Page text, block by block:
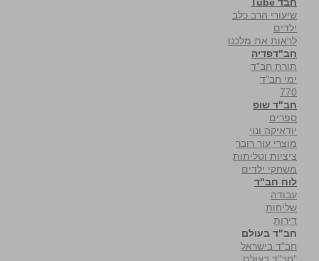
חבד Tube
שיעורי הרב כלב
ילדים
לראות את מלכנו
חב"דפדיה
תורת חב"ד
ימי חב"ד
770
חב"ד שופ
ספרים
יודאיקה ונוי
מוצרי עור רובר
ציציות וטליתות
משחקי ילדים
לוח חב"ד
עבודה
שליחות
דירות
חב"ד בעולם
חב"ד בישראל